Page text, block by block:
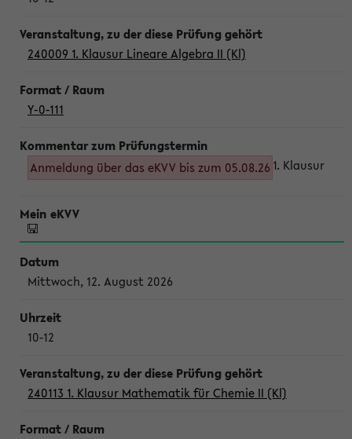
240009 1. Klausur Lineare Algebra II (Kl)
Y-0-111
Anmeldung über das eKVV bis zum 05.08.26 1. Klausur
Mittwoch, 12. August 2026
10-12
240113 1. Klausur Mathematik für Chemie II (Kl)